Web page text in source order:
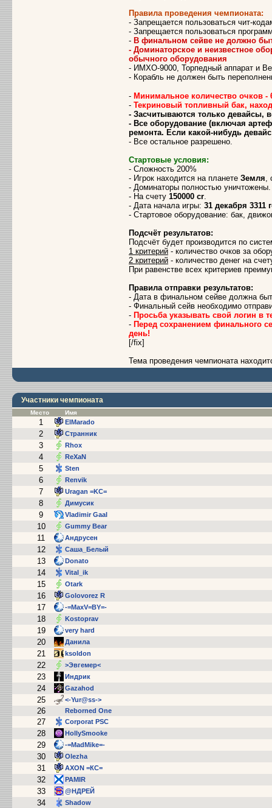
Правила проведения чемпионата:
- Запрещается пользоваться чит-
- Запрещается пользоваться
- В финальном сейве не должно
- Доминаторское и неизвестное
обычного оборудования
- ИМХО-9000, Торпедный аппарат и
- Корабль не должен быть
- Минимальное количество очков -
- Текриновый топливный бак,
- Засчитываются только девайсы,
- Все оборудование (включая
ремонта. Если какой-нибудь
- Все остальное разрешено.
Стартовые условия:
- Сложность 200%
- Игрок находится на планете Земля,
- Доминаторы полностью уничтожены.
- На счету 150000 cr.
- Дата начала игры: 31 декабря 3311
- Стартовое оборудование: бак,
Подсчёт результатов:
Подсчёт будет производится по
1 критерий - количество очков за
2 критерий - количество денег на
При равенстве всех критериев
Правила отправки результатов:
- Дата в финальном сейве должна
- Финальный сейв необходимо
- Просьба указывать свой логин в
- Перед сохранением финального
день!
[/fix]
Тема проведения чемпионата
Участники чемпионата
Место Имя
1 ElMarado
2 Cтранник
3 Rhox
4 ReXaN
5 Sten
6 Renvik
7 Uragan =KC=
8 Димусик
9 Vladimir Gaal
10 Gummy Bear
11 Андрусен
12 Саша_Белый
13 Donato
14 Vital_ik
15 Otark
16 Golovorez R
17 -=MaxV=BY=-
18 Kostoprav
19 very hard
20 Данила
21 ksoldon
22 >Эвгемер<
23 Индрик
24 Gazahod
25 <-Yur@ss->
26 Reborned One
27 Corporat PSC
28 HollySmooke
29 -=MadMike=-
30 Olezha
31 AXON =КС=
32 PAMIR
33 @НДРЕЙ
34 Shаdow